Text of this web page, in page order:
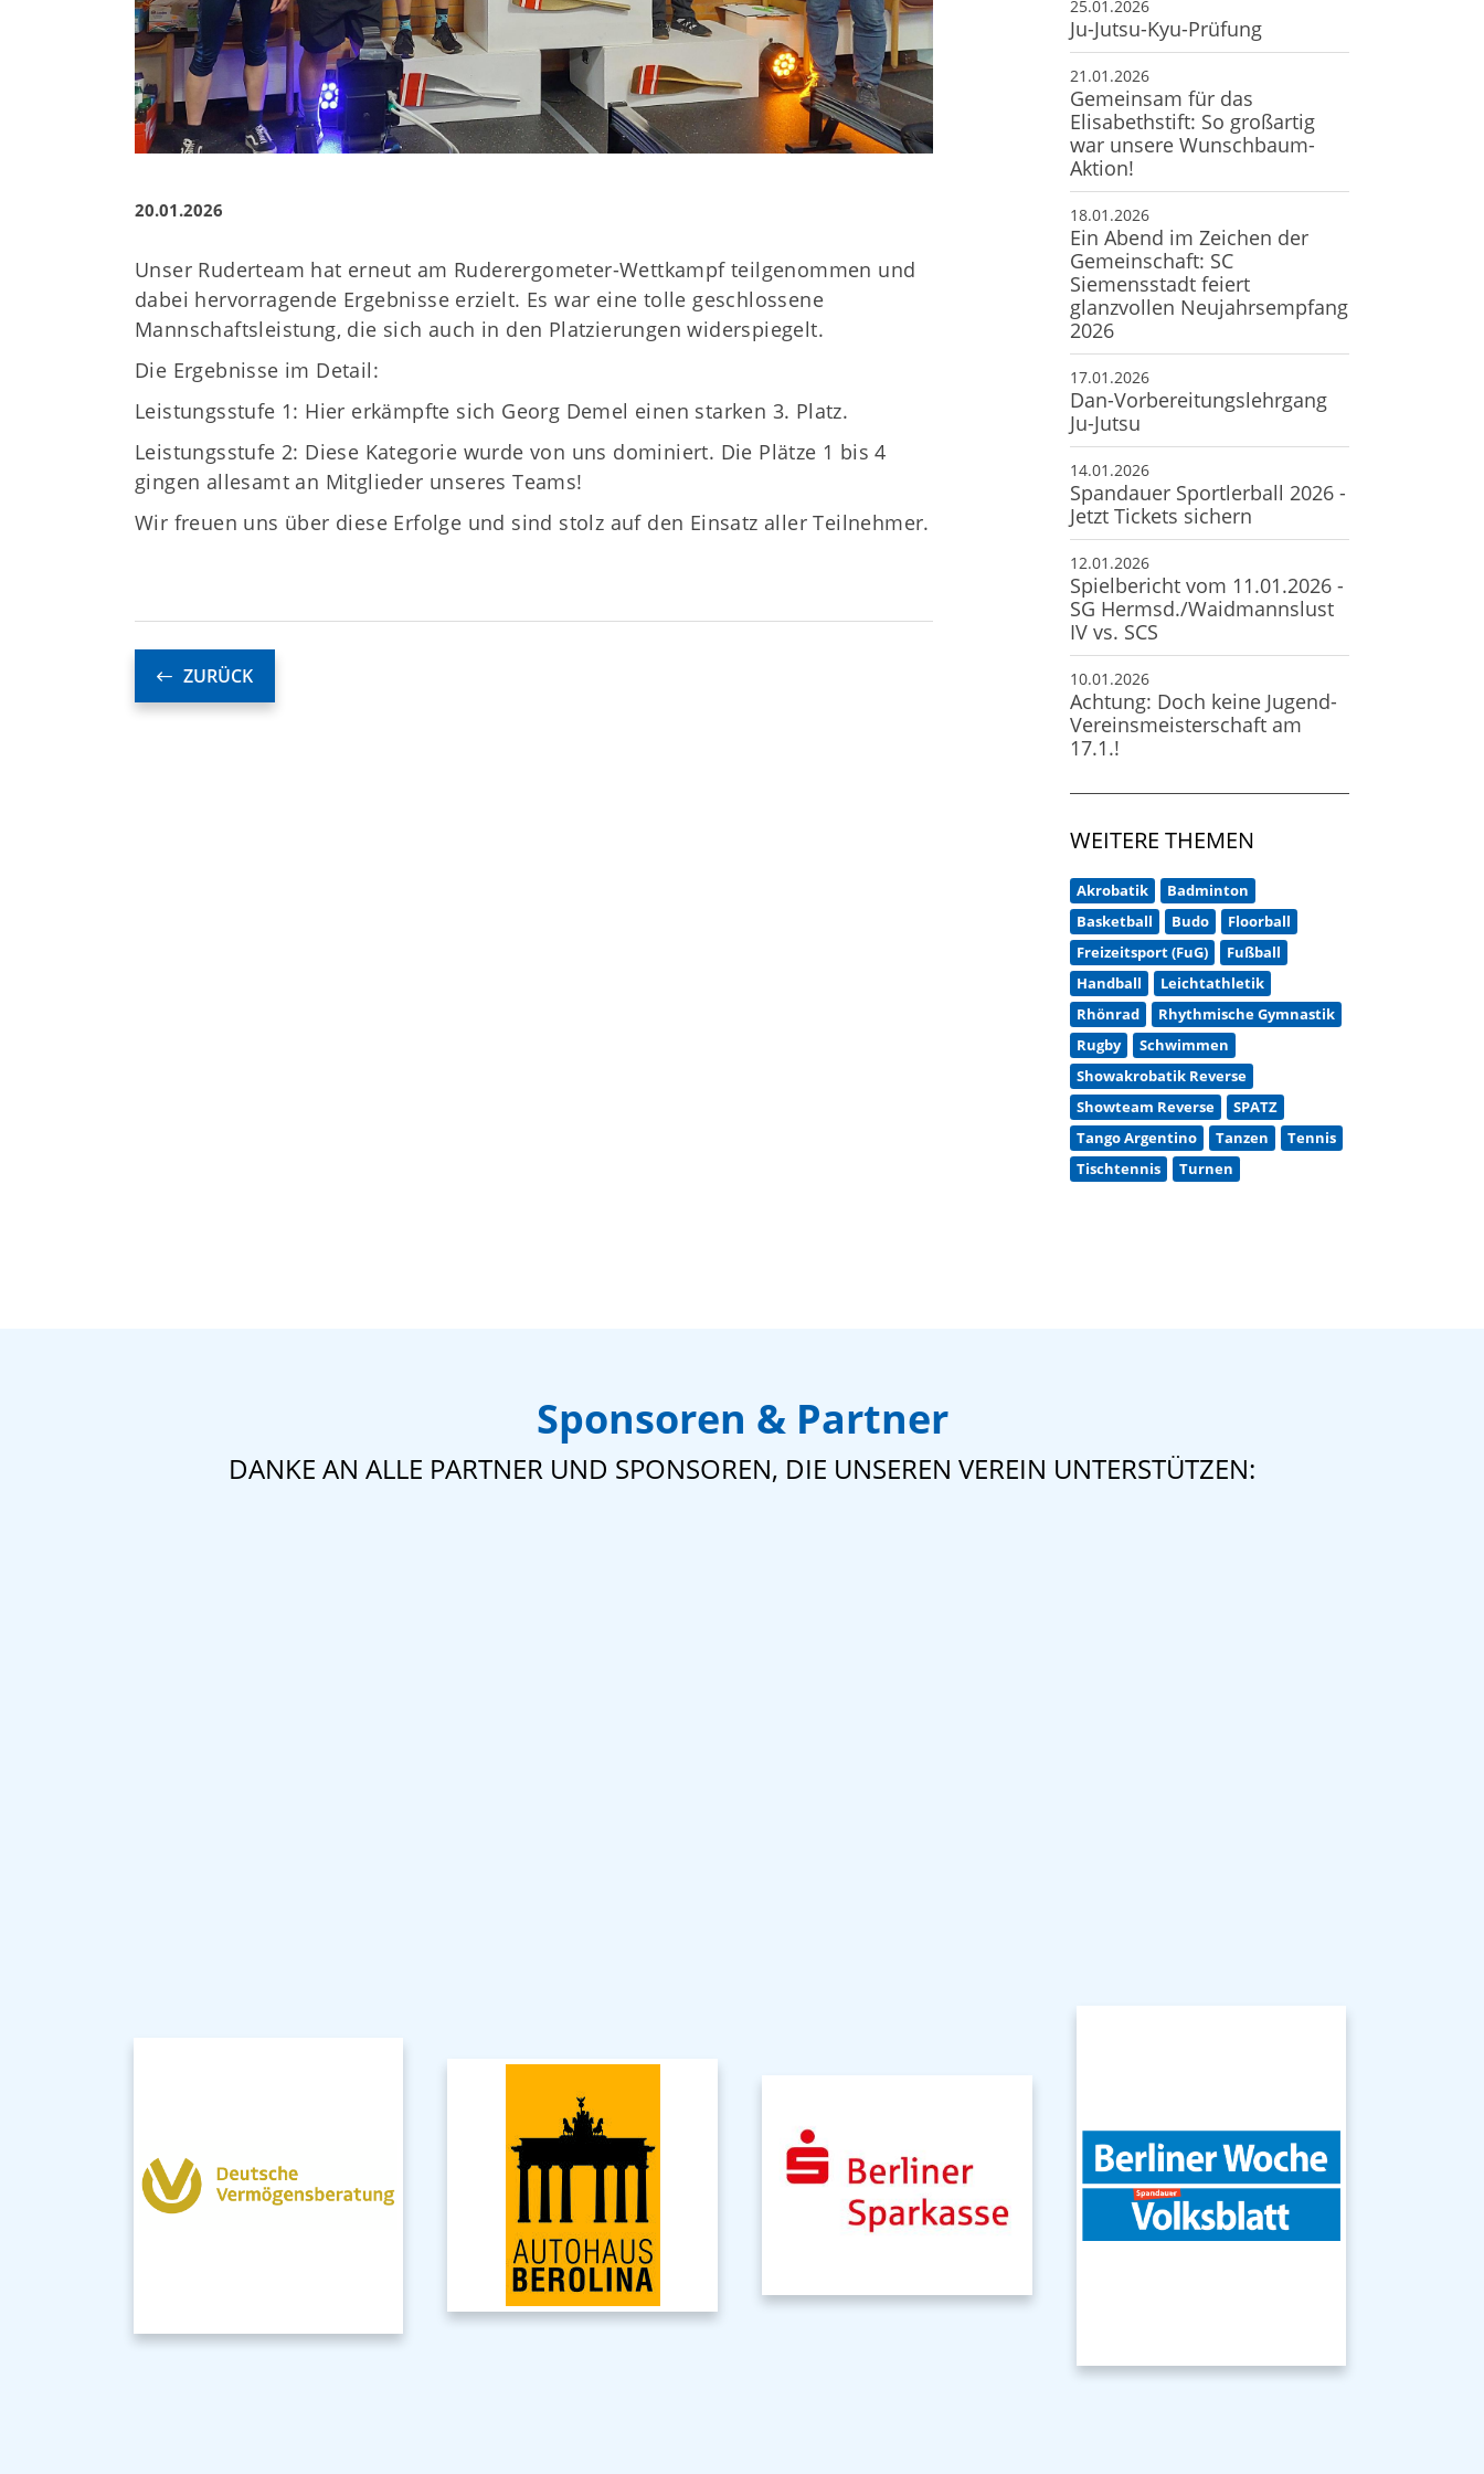
20.01.2026
Unser Ruderteam hat erneut am Ruderergometer-Wettkampf teilgenommen und
dabei hervorragende Ergebnisse erzielt. Es war eine tolle geschlossene
Mannschaftsleistung, die sich auch in den Platzierungen widerspiegelt.
Die Ergebnisse im Detail:
Leistungsstufe 1: Hier erkämpfte sich Georg Demel einen starken 3. Platz.
Leistungsstufe 2: Diese Kategorie wurde von uns dominiert. Die Plätze 1 bis 4
gingen allesamt an Mitglieder unseres Teams!
Wir freuen uns über diese Erfolge und sind stolz auf den Einsatz aller Teilnehmer.
ZURÜCK
25.01.2026
Ju-Jutsu-Kyu-Prüfung
21.01.2026
Gemeinsam für das
Elisabethstift: So großartig
war unsere Wunschbaum-
Aktion!
18.01.2026
Ein Abend im Zeichen der
Gemeinschaft: SC
Siemensstadt feiert
glanzvollen Neujahrsempfang
2026
17.01.2026
Dan-Vorbereitungslehrgang
Ju-Jutsu
14.01.2026
Spandauer Sportlerball 2026 -
Jetzt Tickets sichern
12.01.2026
Spielbericht vom 11.01.2026 -
SG Hermsd./Waidmannslust
IV vs. SCS
10.01.2026
Achtung: Doch keine Jugend-
Vereinsmeisterschaft am
17.1.!
WEITERE THEMEN
Akrobatik
Badminton
Basketball
Budo
Floorball
Freizeitsport (FuG)
Fußball
Handball
Leichtathletik
Rhönrad
Rhythmische Gymnastik
Rugby
Schwimmen
Showakrobatik Reverse
Showteam Reverse
SPATZ
Tango Argentino
Tanzen
Tennis
Tischtennis
Turnen
Sponsoren & Partner
DANKE AN ALLE PARTNER UND SPONSOREN, DIE UNSEREN VEREIN UNTERSTÜTZEN: